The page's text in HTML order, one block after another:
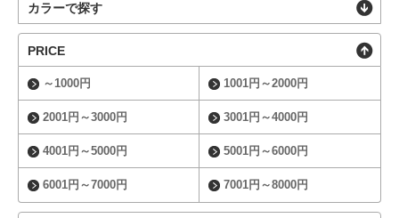
カラーで探す
PRICE
～1000円 1001円～2000円
2001円～3000円 3001円～4000円
4001円～5000円 5001円～6000円
6001円～7000円 7001円～8000円